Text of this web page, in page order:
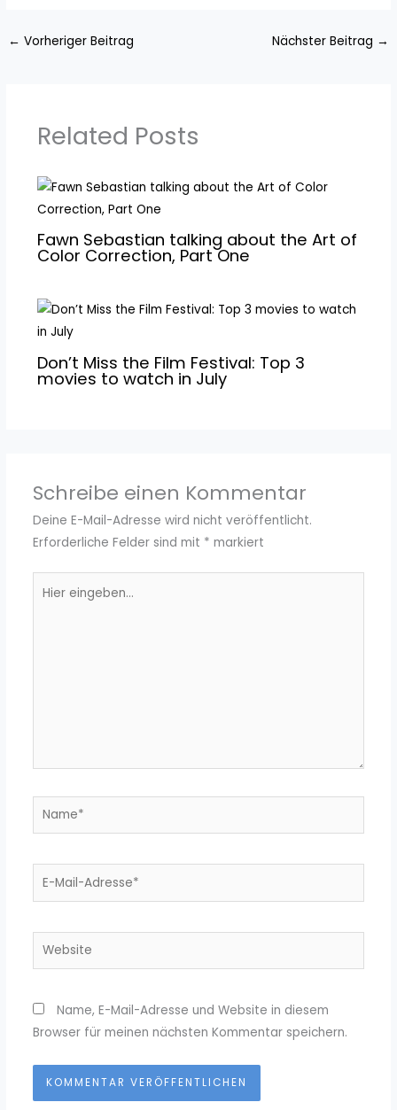
← Vorheriger Beitrag Nächster Beitrag →
Related Posts
Fawn Sebastian talking about the Art of
Color Correction, Part One
Don’t Miss the Film Festival: Top 3
movies to watch in July
Schreibe einen Kommentar
Deine E-Mail-Adresse wird nicht veröffentlicht.
Erforderliche Felder sind mit * markiert
eingeben…
Name*
E-
Website
Name, E-Mail-Adresse und Website in diesem
Browser für meinen nächsten Kommentar speichern.